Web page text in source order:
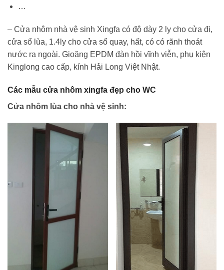
…
– Cửa nhôm nhà vệ sinh Xingfa có độ dày 2 ly cho cửa đi,
cửa sổ lùa, 1.4ly cho cửa sổ quay, hất, có có rãnh thoát
nước ra ngoài. Gioăng EPDM đàn hồi vĩnh viễn, phụ kiện
Kinglong cao cấp, kính Hải Long Việt Nhật.
Các mẫu cửa nhôm xingfa đẹp cho WC
Cửa nhôm lùa cho nhà vệ sinh: